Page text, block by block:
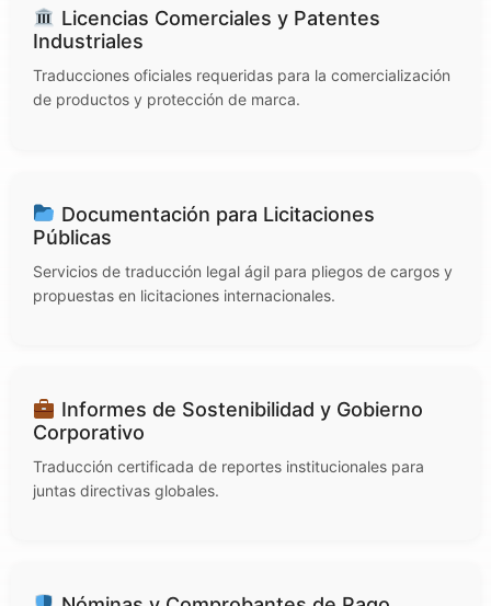
Licencias Comerciales y Patentes
Industriales
Traducciones oficiales requeridas para la comercialización
de productos y protección de marca.
Documentación para Licitaciones
Públicas
Servicios de traducción legal ágil para pliegos de cargos y
propuestas en licitaciones internacionales.
Informes de Sostenibilidad y Gobierno
Corporativo
Traducción certificada de reportes institucionales para
juntas directivas globales.